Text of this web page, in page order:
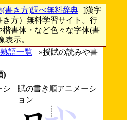
書き方)調べ無料辞典 ]漢字
き方）無料学習サイト。行
書体・など色々な字体(書
表示。
語一覧
»授賦の読みや書
)
シ
賦の書き順アニメーシ
ョン